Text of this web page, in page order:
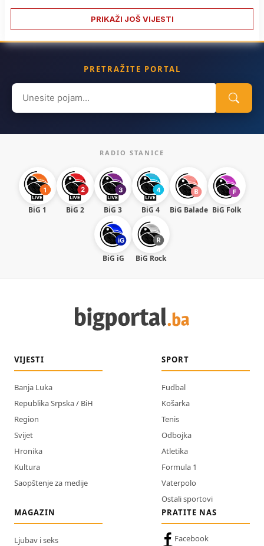
PRIKAŽI JOŠ VIJESTI
PRETRAŽITE PORTAL
Search
for:
RADIO STANICE
BiG 1 BiG 2 BiG 3 BiG 4 BiG Balade BiG Folk
BiG iG BiG Rock
VIJESTI
Banja Luka
Republika Srpska / BiH
Region
Svijet
Hronika
Kultura
Saopštenje za medije
SPORT
Fudbal
Košarka
Tenis
Odbojka
Atletika
Formula 1
Vaterpolo
Ostali sportovi
MAGAZIN
Ljubav i seks
PRATITE NAS
Facebook